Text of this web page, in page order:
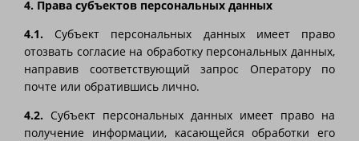
4. Права субъектов персональных данных
4.1. Субъект персональных данных имеет право
отозвать согласие на обработку персональных данных,
направив соответствующий запрос Оператору по
почте или обратившись лично.
4.2. Субъект персональных данных имеет право на
получение информации, касающейся обработки его